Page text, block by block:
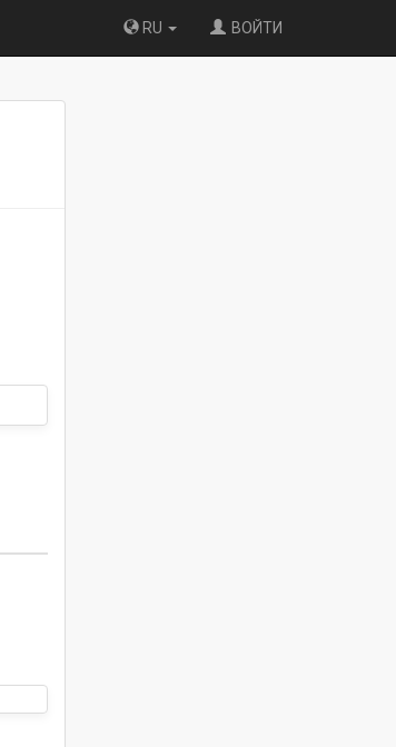
RU ВОЙТИ